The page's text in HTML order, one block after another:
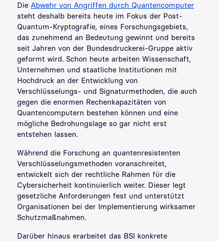
Die Abwehr von Angriffen durch Quantencomputer
steht deshalb bereits heute im Fokus der Post-
Quantum-Kryptografie, eines Forschungsgebiets,
das zunehmend an Bedeutung gewinnt und bereits
seit Jahren von der Bundesdruckerei-Gruppe aktiv
geformt wird. Schon heute arbeiten Wissenschaft,
Unternehmen und staatliche Institutionen mit
Hochdruck an der Entwicklung von
Verschlüsselungs- und Signaturmethoden, die auch
gegen die enormen Rechenkapazitäten von
Quantencomputern bestehen können und eine
mögliche Bedrohungslage so gar nicht erst
entstehen lassen.
Während die Forschung an quantenresistenten
Verschlüsselungsmethoden voranschreitet,
entwickelt sich der rechtliche Rahmen für die
Cybersicherheit kontinuierlich weiter. Dieser legt
gesetzliche Anforderungen fest und unterstützt
Organisationen bei der Implementierung wirksamer
Schutzmaßnahmen.
Darüber hinaus erarbeitet das BSI konkrete